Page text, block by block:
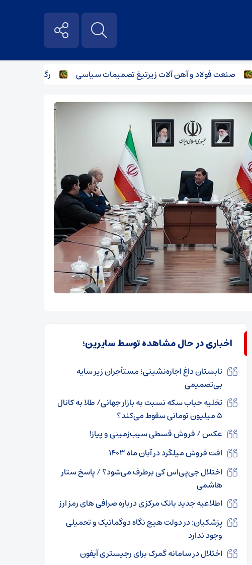
صنعت فولاد و آهن آلات زیر‌تیغ تصمیمات سیاسی رگبار پراکنده در
اخباری در حال مشاهده توسط سایرین؛
تابستان داغ اجاره‌نشینی؛ مستأجران زیر سایه
بی‌تصمیمی
تخلیه حباب سکه نسبت به بازار جهانی/ طلا به کانال
۵ میلیون تومانی سقوط می‌کند؟
عکس / فروش قسطی سیب‌زمینی و پیاز!
افت فروش میلگرد در آبان‌ ماه ۱۴۰۳
اختلال جی‌پی‌اس‌ کی برطرف می‌شود؟ / پاسخ ستار
هاشمی
اطلاعیه جدید بانک مرکزی درباره صرافی های رمز ارز
پزشکیان: در دولت هیچ نگاه دوگماتیک و تحمیلی
وجود ندارد
اختلال در سامانه گمرک برای رجیستری آیفون‌